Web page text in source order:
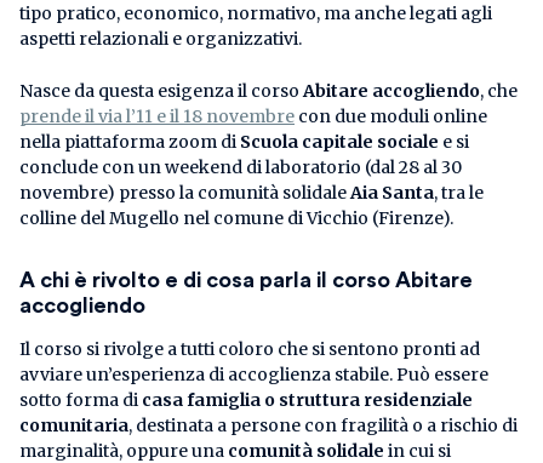
tipo pratico, economico, normativo, ma anche legati agli
aspetti relazionali e organizzativi.
Nasce da questa esigenza il corsoAbitare accogliendo, che
prende il via l’11 e il 18 novembre con due moduli online
nella piattaforma zoom di Scuola capitale sociale e si
conclude con un weekend di laboratorio (dal 28 al 30
novembre) presso la comunità solidaleAia Santa, tra le
colline del Mugello nel comune di Vicchio (Firenze).
A chi è rivolto e di cosa parla il corso Abitare
accogliendo
Il corso si rivolge a tutti coloro che si sentono pronti ad
avviare un’esperienza di accoglienza stabile. Può essere
sotto forma di casa famiglia o struttura residenziale
comunitaria, destinata a persone con fragilità o a rischio di
marginalità, oppure una comunità solidale in cui si